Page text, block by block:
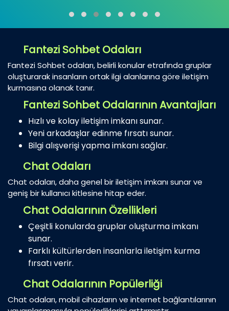
Fantezi Sohbet Odaları
Fantezi Sohbet odaları, belirli konular etrafında gruplar
oluşturarak insanların ortak ilgi alanlarına göre iletişim
kurmasına olanak tanır.
Fantezi Sohbet Odalarının Avantajları
Hızlı ve kolay iletişim imkanı sunar.
Yeni arkadaşlar edinme fırsatı sunar.
Bilgi alışverişi yapma imkanı sağlar.
Chat Odaları
Chat odaları, daha genel bir iletişim imkanı sunar ve
geniş bir kullanıcı kitlesine hitap eder.
Chat Odalarının Özellikleri
Çeşitli konularda gruplar oluşturma imkanı
sunar.
Farklı kültürlerden insanlarla iletişim kurma
fırsatı verir.
Chat Odalarının Popülerliği
Chat odaları, mobil cihazların ve internet bağlantılarının